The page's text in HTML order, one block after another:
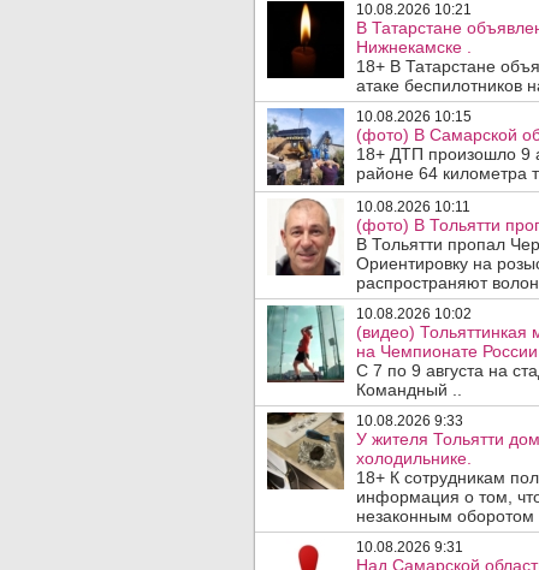
10.08.2026 10:21
В Татарстане
Нижнекамске .
18+ В Татарстане
атаке беспилотников
10.08.2026 10:15
(фото) В Самарской
18+ ДТП произошло 9
районе 64 километра
10.08.2026 10:11
(фото) В Тольятти
В Тольятти пропал
Ориентировку на
распространяют
10.08.2026 10:02
(видео)
на Чемпионате России
С 7 по 9 августа на
Командный ..
10.08.2026 9:33
У жителя Тольятти
холодильнике.
18+ К сотрудникам
информация о том,
незаконным оборотом
10.08.2026 9:31
Над Самарской